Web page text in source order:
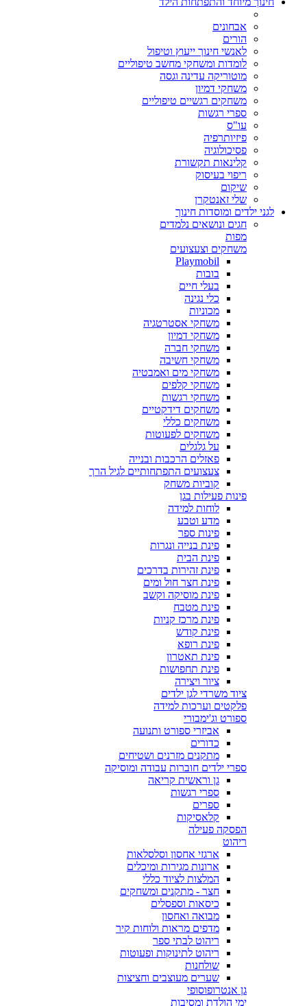
אבחונים
הורים
לאנשי חינוך ייעוץ וטיפול
לומדות ומשחקי מחשב טיפוליים
מוטוריקה עדינה וגסה
משחקי דמיון
משחקים רגשיים טיפוליים
ספרי רגשות
עו"ס
פיזיותרפיה
פסיכולוגיה
קלינאות תקשורת
ריפוי בעיסוק
שיקום
שלי זאנטקרן
לגני ילדים ומוסדות חינוך
חגים ונושאים נלמדים
מפות
משחקים וצעצועים
Playmobil
בובות
בעלי חיים
כלי נגינה
מכוניות
משחקי אסטרטגיה
משחקי דמיון
משחקי חברה
משחקי חשיבה
משחקי מים ואמבטיה
משחקי קלפים
משחקי רגשות
משחקים דידקטיים
משחקים כללי
משחקים לפעוטות
על גלגלים
פאזלים הרכבות ובנייה
צעצועים התפתחותיים לגיל הרך
קוביות משחק
פינות פעילות בגן
לוחות למידה
מדע וטבע
פינות ספר
פינת בנייה ונגרות
פינת הבית
פינת זהירות בדרכים
פינת חצר חול ומים
פינת מוסיקה וקשב
פינת מטבח
פינת מרכז קניות
פינת קודש
פינת רופא
פינת תאטרון
פינת תחפושות
ציור ויצירה
ציוד משרדי לגן ילדים
פלקטים וערכות למידה
ספורט וג'ימבורי
אביזרי ספורט ותנועה
כדורים
מתקנים מזרנים ושטיחים
ספרי ילדים חוברות עבודה ומוסיקה
גן וראשית קריאה
ספרי רגשות
ספרים
קלאסיקות
הפסקה פעילה
ריהוט
ארגזי אחסון וסלסלאות
ארונות מגירות ומיכלים
המלצות לציוד כללי
חצר - מתקנים ומשחקים
כיסאות וספסלים
מבואה ואחסון
מדפים מראות ולוחות קיר
ריהוט לבתי ספר
ריהוט לתינוקות ופעוטות
שולחנות
שערים מעוצבים וחציצות
גן אנטרופוסופי
ימי הולדת ומסיבות